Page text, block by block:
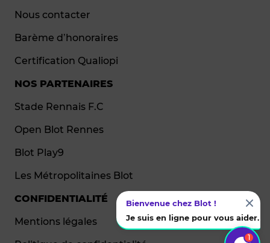
Nous contacter
Barème d’honoraires
Certification Qualiopi
NOS PARTENAIRES
Stade Rennais F.C
Open Blot Rennes
Blot Play9
Les Métropolitaines Blot
CONFIDENTIALITÉ
Mentions légales
1
Bienvenue chez Blot !
Je suis en ligne pour vous aider.